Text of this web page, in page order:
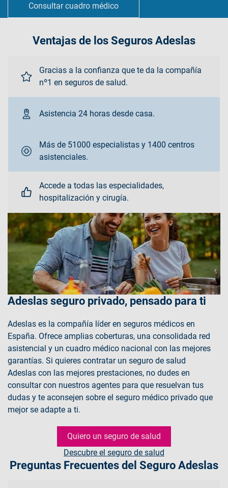
Consultar cuadro médico
Ventajas de los Seguros Adeslas
Gracias a la confianza que te da la compañía
nº1 en seguros de salud.
Asistencia 24 horas desde casa.
Más de 51000 especialistas y 1400 centros
asistenciales.
Accede a todas las especialidades,
hospitalización y cirugía.
Adeslas seguro privado, pensado para ti
Adeslas es la compañía líder en seguros médicos en
España. Ofrece amplias coberturas, una consolidada red
asistencial y un cuadro médico nacional con las mejores
garantías. Si quieres contratar un seguro de salud
Adeslas con las mejores prestaciones, no dudes en
consultar con nuestros agentes para que resuelvan tus
dudas y te aconsejen sobre el seguro médico privado que
mejor se adapte a ti.
Quiero un seguro de salud
Descubre el seguro de salud
Preguntas Frecuentes del Seguro Adeslas